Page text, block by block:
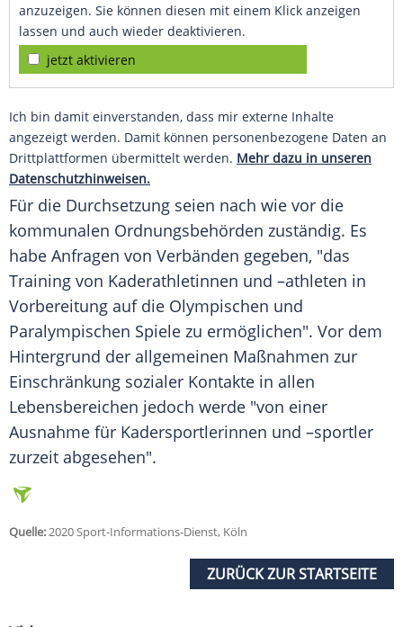
anzuzeigen. Sie können diesen mit einem Klick anzeigen
lassen und auch wieder deaktivieren.
jetzt aktivieren
Ich bin damit einverstanden, dass mir externe Inhalte
angezeigt werden. Damit können personenbezogene Daten an
Drittplattformen übermittelt werden. Mehr dazu in unseren
Datenschutzhinweisen.
Für die Durchsetzung seien nach wie vor die
kommunalen Ordnungsbehörden zuständig. Es
habe Anfragen von Verbänden gegeben, "das
Training von Kaderathletinnen und –athleten in
Vorbereitung auf die Olympischen und
Paralympischen Spiele zu ermöglichen". Vor dem
Hintergrund der allgemeinen Maßnahmen zur
Einschränkung sozialer Kontakte in allen
Lebensbereichen jedoch werde "von einer
Ausnahme für Kadersportlerinnen und –sportler
zurzeit abgesehen".
Quelle:2020 Sport-Informations-Dienst, Köln
ZURÜCK ZUR STARTSEITE